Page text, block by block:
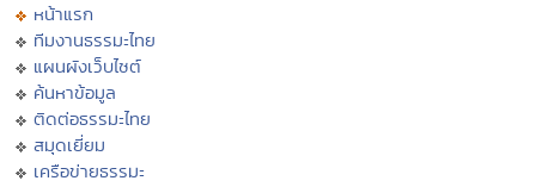
หน้าแรก
ทีมงานธรรมะไทย
แผนผังเว็บไซต์
ค้นหาข้อมูล
ติดต่อธรรมะไทย
สมุดเยี่ยม
เครือข่ายธรรมะ